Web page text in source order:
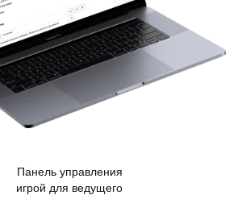
Панель управления
игрой для ведущего